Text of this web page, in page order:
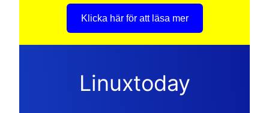
Klicka här för att läsa mer
Linuxtoday